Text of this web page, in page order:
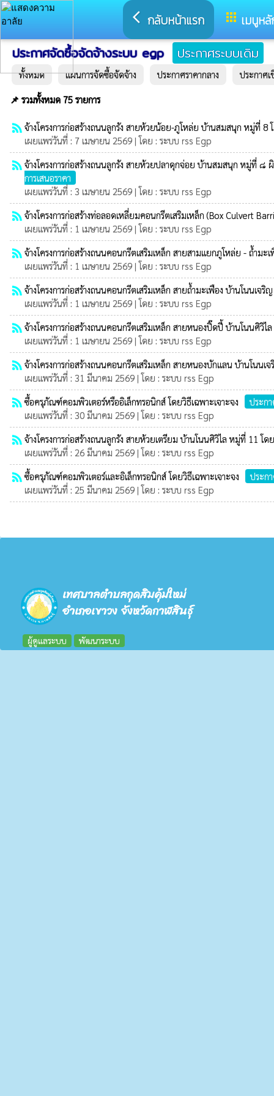
arrow_back_ios กลับหน้าแรก apps เมนูห
ประกาศจัดซื้อจัดจ้างระบบ egp ประกาศระบบเดิม
ทั้งหมด แผนการจัดซื้อจัดจ้าง ประกาศราคากลาง ประกาศ
📌 รวมทั้งหมด 75 รายการ
rss_feed จ้างโครงการก่อสร้างถนนลูกรัง สายห้วยน้อย-ภูโหล่ย บ้านสมสนุก หมู่ที่ 8
เผยแพร่วันที่ : 7 เมษายน 2569 | โดย : ระบบ rss Egp
rss_feed จ้างโครงการก่อสร้างถนนลูกรัง สายห้วยปลาดุกจ่อย บ้านสมสนุก หมู่ที่
การเสนอราคา
เผยแพร่วันที่ : 3 เมษายน 2569 | โดย : ระบบ rss Egp
rss_feed จ้างโครงการก่อสร้างท่อลอดเหลี่ยมคอนกรีตเสริมเหล็ก (Box Culvert
เผยแพร่วันที่ : 1 เมษายน 2569 | โดย : ระบบ rss Egp
rss_feed จ้างโครงการก่อสร้างถนนคอนกรีตเสริมเหล็ก สายสามแยกภูโหล่ย - ถ้ำม
เผยแพร่วันที่ : 1 เมษายน 2569 | โดย : ระบบ rss Egp
rss_feed จ้างโครงการก่อสร้างถนนคอนกรีตเสริมเหล็ก สายถ้ำมะเฟือง บ้านโนนเจ
เผยแพร่วันที่ : 1 เมษายน 2569 | โดย : ระบบ rss Egp
rss_feed จ้างโครงการก่อสร้างถนนคอนกรีตเสริมเหล็ก สายหนองปิ๊ดปี้ บ้านโนนศิวิไ
เผยแพร่วันที่ : 1 เมษายน 2569 | โดย : ระบบ rss Egp
rss_feed จ้างโครงการก่อสร้างถนนคอนกรีตเสริมเหล็ก สายหนองบักแลน บ้านโนนเ
เผยแพร่วันที่ : 31 มีนาคม 2569 | โดย : ระบบ rss Egp
rss_feed ซื้อครุภัณฑ์คอมพิวเตอร์หรืออิเล็กทรอนิกส์ โดยวิธีเฉพาะเจาะจง
ประก
เผยแพร่วันที่ : 30 มีนาคม 2569 | โดย : ระบบ rss Egp
rss_feed จ้างโครงการก่อสร้างถนนลูกรัง สายห้วยเตรียม บ้านโนนศิวิไล หมู่ที่ 11 โด
เผยแพร่วันที่ : 26 มีนาคม 2569 | โดย : ระบบ rss Egp
rss_feed ซื้อครุภัณฑ์คอมพิวเตอร์และอิเล็กทรอนิกส์ โดยวิธีเฉพาะเจาะจง
ประก
เผยแพร่วันที่ : 25 มีนาคม 2569 | โดย : ระบบ rss Egp
เทศบาลตำบลกุดสิมคุ้มใหม่
อำเภอเขาวง จังหวัดกาฬสินธุ์
ผู้ดูแลระบบ พัฒนาระบบ